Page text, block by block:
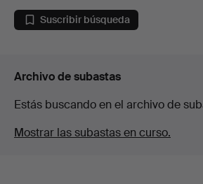
Suscribir búsqueda
Archivo de subastas
Estás buscando en el archivo de
Mostrar las subastas en curso.